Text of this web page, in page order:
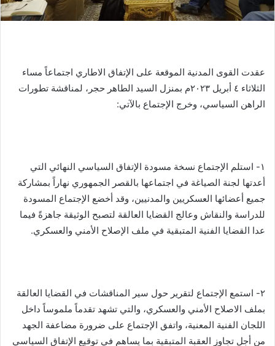
عقدت القوى المدنية الموقعة على الإتفاق الاطاري اجتماعاً مساء
الثلاثاء ٤ أبريل ٢٠٢٣م بمنزل السيد الطاهر حجر، لمناقشة تطورات
الراهن السياسي، وخرج الإجتماع بالآتي:
١- استلم الإجتماع نسخة مسودة الإتفاق السياسي النهائي التي
أعدتها لجنة الصياغة في اجتماعها بالقصر الجمهوري نهاراً بمشاركة
جميع أعضائها العسكريين والمدنيين، وقد أخضع الإجتماع المسودة
للدراسة والنقاش وعالج القضايا العالقة لتصبح الوثيقة جاهزةً فيما
عدا القضايا الفنية المتبقية في ملف الإصلاح الأمني والعسكري.
٢- استمع الإجتماع لتقرير حول سير المناقشات في القضايا العالقة
بملف الاصلاح الأمني والعسكري، والتي تشهد تقدماً ملموساً داخل
اللجان الفنية المعنية، واتفق الإجتماع على ضرورة مضاعفة الجهد
من أجل تجاوز العقبة المتبقية بما يساهم في توقيع الإتفاق السياسي